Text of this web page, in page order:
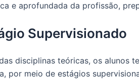
e aprofundada da profissão,
Supervisionado
disciplinas teóricas, os alunos
por meio de estágios